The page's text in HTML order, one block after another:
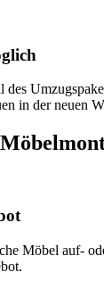
des
in der neuen
Möbel auf-